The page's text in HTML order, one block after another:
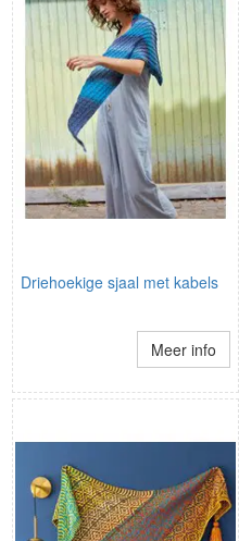
Driehoekige sjaal met kabels
Meer info